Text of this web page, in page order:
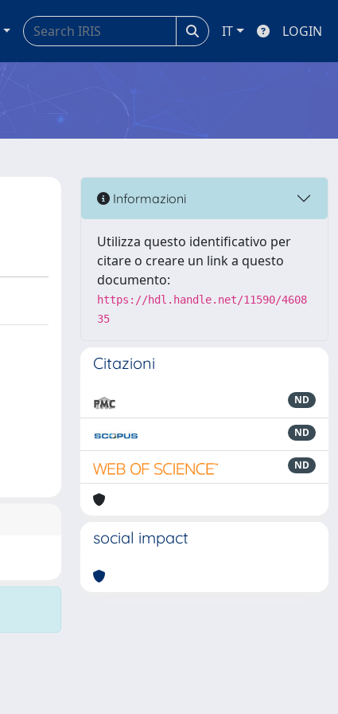
IT LOGIN
Informazioni
Utilizza questo identificativo per
citare o creare un link a questo
documento:
https://hdl.handle.net/11590/4608
35
Citazioni
ND
ND
ND
social impact